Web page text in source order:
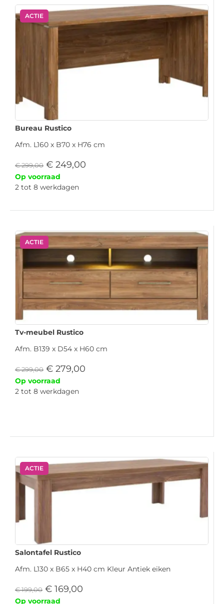
ACTIE
Bureau Rustico
Afm. L160 x B70 x H76 cm
€299,00 € 249,00
Op voorraad
2 tot 8 werkdagen
ACTIE
Tv-meubel Rustico
Afm. B139 x D54 x H60 cm
€299,00 € 279,00
Op voorraad
2 tot 8 werkdagen
ACTIE
Salontafel Rustico
Afm. L130 x B65 x H40 cm Kleur Antiek eiken
€199,00 € 169,00
Op voorraad